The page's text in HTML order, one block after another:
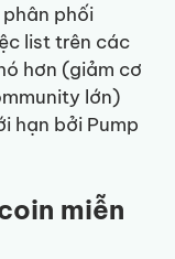
phối
list trên các
hơn (giảm cơ
lớn)
hạn bởi Pump
miễn